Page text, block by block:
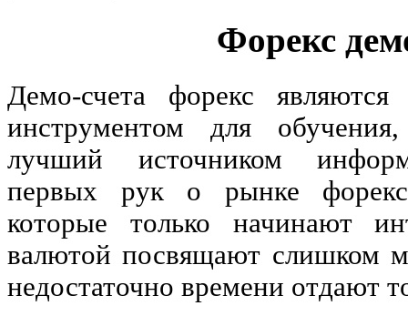
Форекс
Демо-счета форекс
инструментом для
лучший источником
первых рук о рынке
которые только начинают
валютой посвящают слишком
недостаточно времени отдают